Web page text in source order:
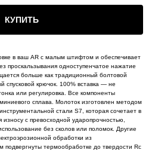
КУПИТЬ
в ваш AR с малым штифтом и обеспечивает
проскальзывания одноступенчатое нажатие
больше как традиционный болтовой
спусковой крючок. 100% вставка — не
или регулировка. Все компоненты
сплава. Молоток изготовлен методом
стали S7, которая сочетает в
с превосходной ударопрочностью,
без сколов или поломок. Другие
обработки из
подвергнуты термообработке до твердости Rc